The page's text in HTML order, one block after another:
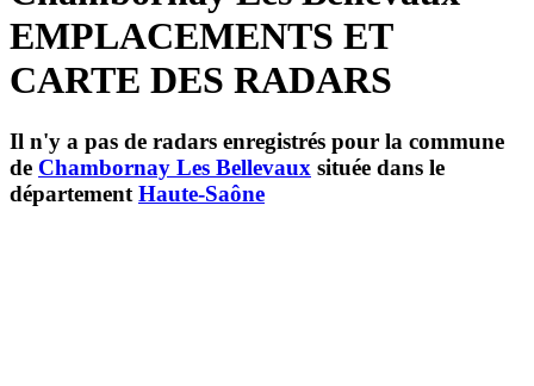
EMPLACEMENTS ET
CARTE DES RADARS
Il n'y a pas de radars enregistrés pour la commune
de Chambornay Les Bellevaux située dans le
département Haute-Saône